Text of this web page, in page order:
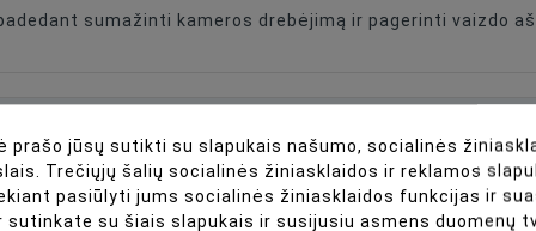
sumažinti kameros drebėjimą ir pagerinti vaizdo
prašo jūsų sutikti su slapukais našumo, socialinės
Trečiųjų šalių socialinės žiniasklaidos ir reklamos
pasiūlyti jums socialinės žiniasklaidos funkcijas ir
sutinkate su šiais slapukais ir susijusiu asmens duomenų